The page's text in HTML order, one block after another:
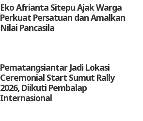
Eko Afrianta Sitepu Ajak Warga
Perkuat Persatuan dan Amalkan
Nilai Pancasila
Pematangsiantar Jadi Lokasi
Ceremonial Start Sumut Rally
2026, Diikuti Pembalap
Internasional